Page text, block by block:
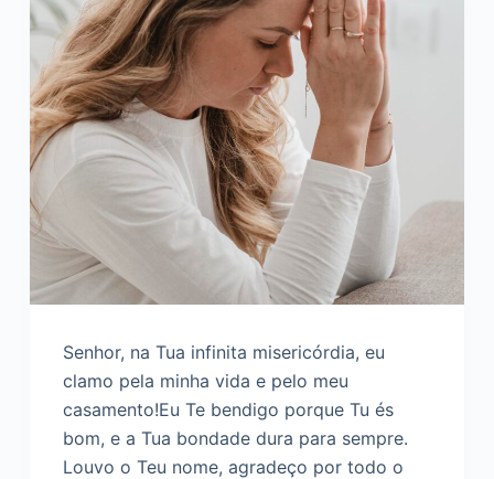
Senhor, na Tua infinita misericórdia, eu
clamo pela minha vida e pelo meu
casamento!Eu Te bendigo porque Tu és
bom, e a Tua bondade dura para sempre.
Louvo o Teu nome, agradeço por todo o